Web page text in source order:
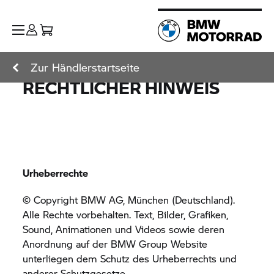
Zur Händlerstartseite
RECHTLICHER HINWEIS
Urheberrechte
© Copyright BMW AG, München (Deutschland).
Alle Rechte vorbehalten. Text, Bilder, Grafiken,
Sound, Animationen und Videos sowie deren
Anordnung auf der BMW Group Website
unterliegen dem Schutz des Urheberrechts und